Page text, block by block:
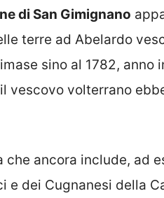
di San Gimignano
terre ad Abelardo
sino al 1782,
il vescovo volterrano
che ancora include, ad
e dei Cugnanesi della